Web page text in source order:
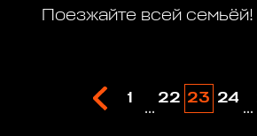
Поезжайте всей семьёй!
1
...
22 23 24
...